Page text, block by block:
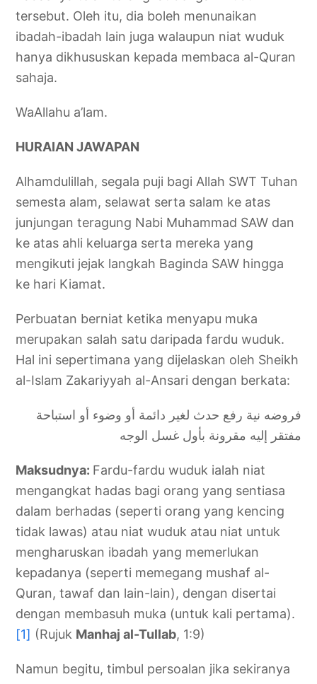
tersebut. Oleh itu, dia boleh menunaikan
ibadah-ibadah lain juga walaupun niat wuduk
hanya dikhususkan kepada membaca al-Quran
sahaja.
WaAllahu a’lam.
HURAIAN JAWAPAN
Alhamdulillah, segala puji bagi Allah SWT Tuhan
semesta alam, selawat serta salam ke atas
junjungan teragung Nabi Muhammad SAW dan
ke atas ahli keluarga serta mereka yang
mengikuti jejak langkah Baginda SAW hingga
ke hari Kiamat.
Perbuatan berniat ketika menyapu muka
merupakan salah satu daripada fardu wuduk.
Hal ini sepertimana yang dijelaskan oleh Sheikh
al-Islam Zakariyyah al-Ansari dengan berkata:
فروضه نية رفع حدث لغير دائمة أو وضوء أو استباحة
مفتقر إليه مقرونة بأول غسل الوجه
Maksudnya: Fardu-fardu wuduk ialah niat
mengangkat hadas bagi orang yang sentiasa
dalam berhadas (seperti orang yang kencing
tidak lawas) atau niat wuduk atau niat untuk
mengharuskan ibadah yang memerlukan
kepadanya (seperti memegang mushaf al-
Quran, tawaf dan lain-lain), dengan disertai
dengan membasuh muka (untuk kali pertama).
[1] (Rujuk Manhaj al-Tullab, 1:9)
Namun begitu, timbul persoalan jika sekiranya